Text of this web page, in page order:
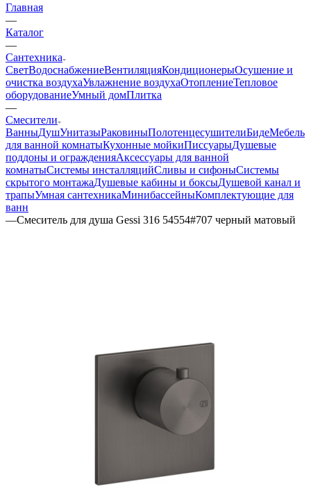
Главная
—
Каталог
—
Сантехника
СветВодоснабжениеВентиляцияКондиционерыОсушение и
очистка воздухаУвлажнение воздухаОтоплениеТепловое
оборудованиеУмный домПлитка
—
Смесители
ВанныДушУнитазыРаковиныПолотенцесушителиБидеМебель
для ванной комнатыКухонные мойкиПиссуарыДушевые
поддоны и огражденияАксессуары для ванной
комнатыСистемы инсталляцийСливы и сифоныСистемы
скрытого монтажаДушевые кабины и боксыДушевой канал и
трапыУмная сантехникаМинибассейныКомплектующие для
ванн
—Смеситель для душа Gessi 316 54554#707 черный матовый